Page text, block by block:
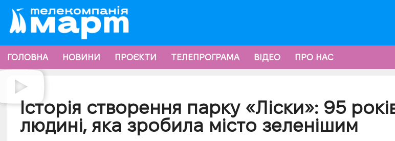
ГОЛОВНА НОВИНИ ПРОЄКТИ ТЕЛЕПРОГРАМА ВІДЕО ПРО НАС
Історія створення парку «Ліски»: 95
людині, яка зробила місто зеленішим